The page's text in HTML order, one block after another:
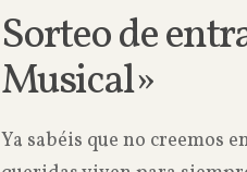
Sorteo de
Musical»
Ya sabéis que no creemos